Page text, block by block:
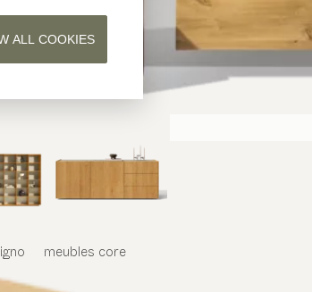
ALL COOKIES
meubles core